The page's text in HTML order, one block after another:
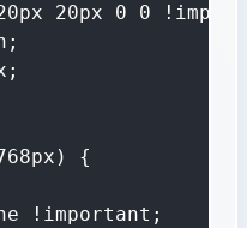
20px 0 0
{
!important;